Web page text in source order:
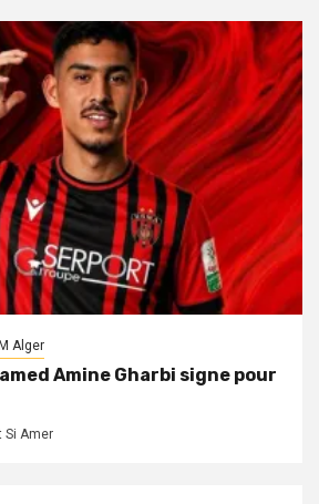
Alger
Amine Gharbi signe pour
Si Amer